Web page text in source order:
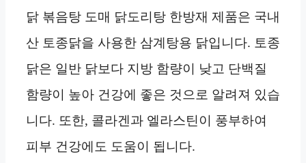
닭 볶음탕 도매 닭도리탕 한방재 제품은 국내
산 토종닭을 사용한 삼계탕용 닭입니다. 토종
닭은 일반 닭보다 지방 함량이 낮고 단백질
함량이 높아 건강에 좋은 것으로 알려져 있습
니다. 또한, 콜라겐과 엘라스틴이 풍부하여
피부 건강에도 도움이 됩니다.